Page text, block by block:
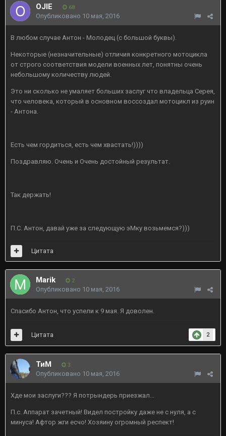
OJIE 68
Опубликовано 10 мая, 2016
В любом случае Антон - Молодец (с большой буквы).
Некоторые (незначительные) отличия конкретного мотоцикла
от строго соответствия модели военных лет, понятны очень
небольшому количеству людей.
Это ни сколько не умаляет больших заслуг что владельца Серея,
что человека, который в основном воссоздал мотоцикл из руин
- Антона.
Есть чем гордиться, есть чем хвастать!))))
Поздравляю. Очень и Очень достойный результат.
Так держать!
П.С. Антон, давай уже за следующую эМку возьмемся?)))
Цитата
Marik 2
Опубликовано 10 мая, 2016
Спасибо Антон, что успели к 9 мая. Я доволен.
2
Цитата
ТиМ 3
Опубликовано 10 мая, 2016
Хде мои заслуги??? Я потрындерь приезжал...
П.с. Аппарат зачетный! Видел постройку даже не с нуля, а с
минуса! Афтор жги есчо! Хозяину огромный респект!